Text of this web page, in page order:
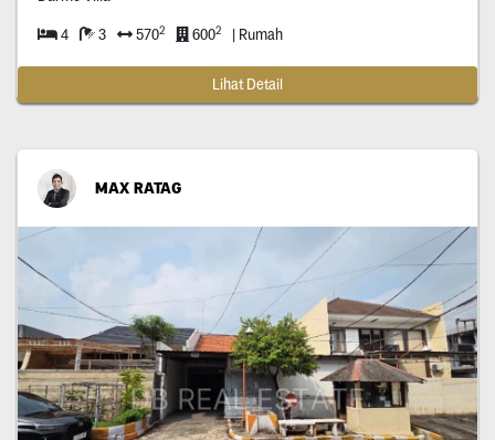
4 3 5702 6002 | Rumah
Lihat Detail
MAX RATAG